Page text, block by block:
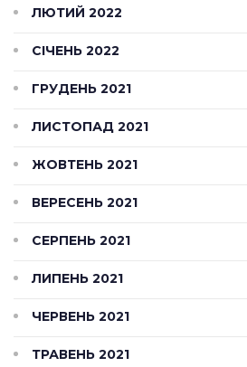
ЛЮТИЙ 2022
СІЧЕНЬ 2022
ГРУДЕНЬ 2021
ЛИСТОПАД 2021
ЖОВТЕНЬ 2021
ВЕРЕСЕНЬ 2021
СЕРПЕНЬ 2021
ЛИПЕНЬ 2021
ЧЕРВЕНЬ 2021
ТРАВЕНЬ 2021